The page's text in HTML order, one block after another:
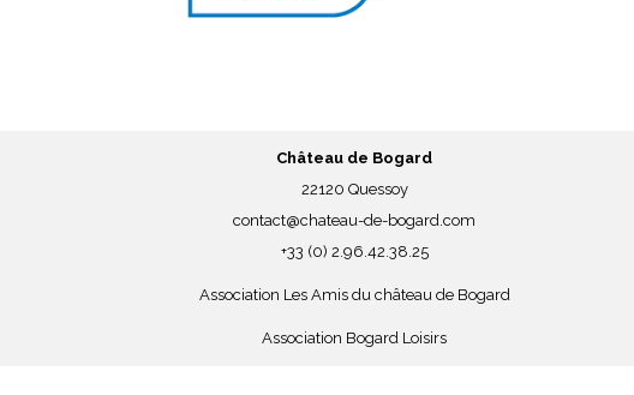
Château de Bogard
22120 Quessoy
contact@chateau-de-bogard.com
+33 (0) 2.96.42.38.25
Association Les Amis du château de Bogard
Association Bogard Loisirs